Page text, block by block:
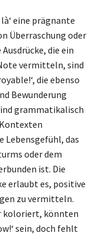
eine prägnante
Überraschung oder
die ein
vermitteln, sind
die ebenso
Bewunderung
grammatikalisch
Lebensgefühl, das
oder dem
ist. Die
erlaubt es, positive
zu vermitteln.
koloriert, könnten
sein, doch fehlt